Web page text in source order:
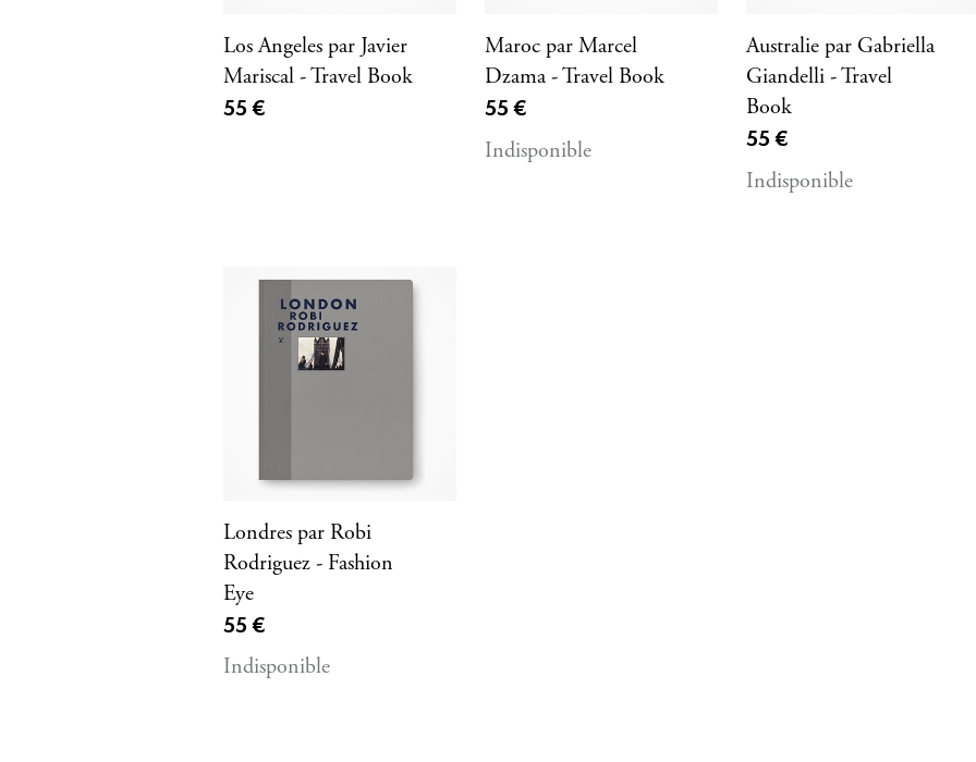
Los Angeles par Javier
Mariscal - Travel Book
Prix ​​actuel
55 €
Maroc par Marcel
Dzama - Travel Book
Prix ​​actuel
55 €
Indisponible
Australie par Gabriella
Giandelli - Travel
Book
Prix ​​actuel
55 €
Indisponible
Londres par Robi
Rodriguez - Fashion
Eye
Prix ​​actuel
55 €
Indisponible